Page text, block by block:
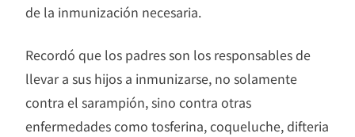
de la inmunización necesaria.
Recordó que los padres son los responsables de
llevar a sus hijos a inmunizarse, no solamente
contra el sarampión, sino contra otras
enfermedades como tosferina, coqueluche, difteria